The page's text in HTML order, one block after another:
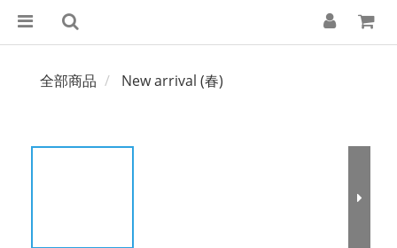
全部商品 New arrival (春)